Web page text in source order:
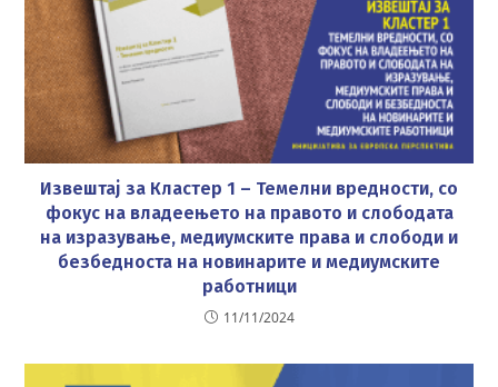
Извештај за Кластер 1 – Темелни вредности, со
фокус на владеењето на правото и слободата
на изразување, медиумските права и слободи и
безбедноста на новинарите и медиумските
работници
11/11/2024